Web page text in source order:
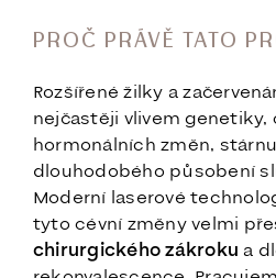
PROČ PRÁVĚ TATO
Rozšířené žilky a
nejčastěji vlivem
hormonálních změn,
dlouhodobého působení
Moderní laserové
tyto cévní změny velmi
chirurgického zákroku a